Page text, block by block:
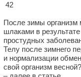
42
После зимы организм
шлаками в
простудных
Телу после зимнего
и нормализации
свой организм